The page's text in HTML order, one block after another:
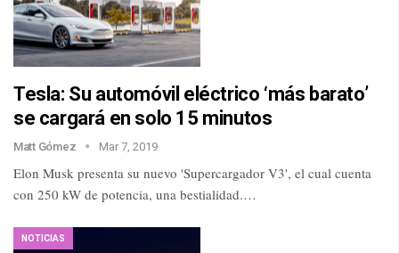
Tesla: Su automóvil eléctrico ‘más barato’
se cargará en solo 15 minutos
Matt Gómez Mar 7, 2019
Elon Musk presenta su nuevo 'Supercargador V3', el cual cuenta
con 250 kW de potencia, una bestialidad.…
NOTICIAS